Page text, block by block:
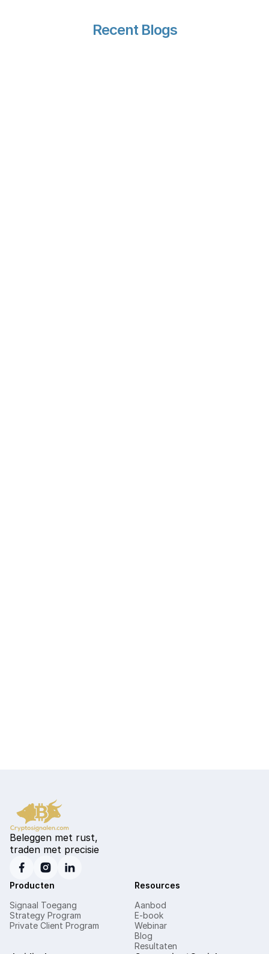
Recent Blogs
Beleggen met rust,
traden met precisie
Producten
Signaal Toegang
Strategy Program
Private Client Program
Resources
Aanbod
E-book
Webinar
Blog
Resultaten